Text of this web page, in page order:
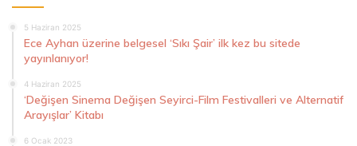
5 Haziran 2025
Ece Ayhan üzerine belgesel ‘Sıkı Şair’ ilk kez bu sitede
yayınlanıyor!
4 Haziran 2025
‘Değişen Sinema Değişen Seyirci-Film Festivalleri ve Alternatif
Arayışlar’ Kitabı
6 Ocak 2023